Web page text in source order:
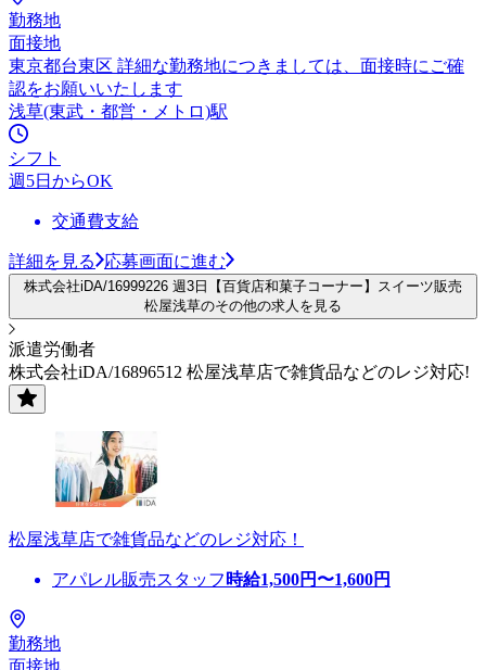
勤務地
面接地
東京都台東区 詳細な勤務地につきましては、面接時にご確
認をお願いいたします
浅草(東武・都営・メトロ)駅
シフト
週5日からOK
交通費支給
詳細を見る 応募画面に進む
株式会社iDA/16999226 週3日【百貨店和菓子コーナー】スイーツ販売
松屋浅草のその他の求人を見る
派遣労働者
株式会社iDA/16896512 松屋浅草店で雑貨品などのレジ対応!
松屋浅草店で雑貨品などのレジ対応！
アパレル販売スタッフ 時給1,500円〜1,600円
勤務地
面接地